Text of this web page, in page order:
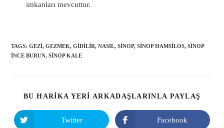
imkanları mevcuttur.
TAGS:GEZI, GEZMEK, GIDILIR, NASIL, SINOP, SINOP HAMSILOS, SINOP
INCE BURUN, SINOP KALE
BU HARİKA YERİ ARKADAŞLARINLA PAYLAŞ
Twitter Facebook